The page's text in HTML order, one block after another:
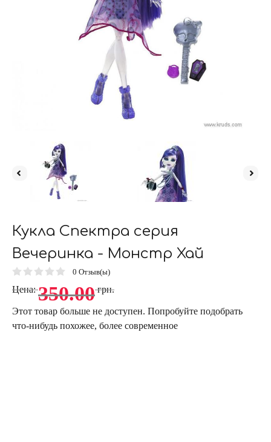
Кукла Спектра серия
Вечеринка - Монстр Хай
0 Отзыв(ы)
Цена: 350.00 грн.
Этот товар больше не доступен. Попробуйте подобрать
что-нибудь похожее, более современное